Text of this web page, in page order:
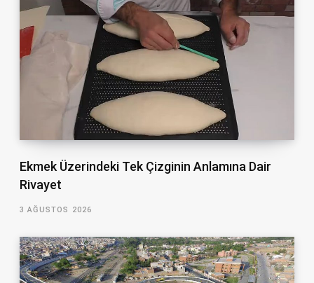
Ekmek Üzerindeki Tek Çizginin Anlamına Dair
Rivayet
3 AĞUSTOS 2026